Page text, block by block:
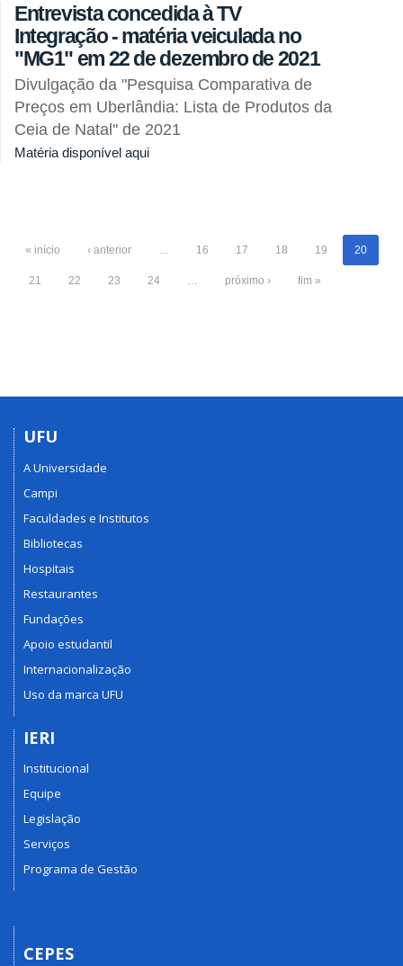
Entrevista concedida à TV
Integração - matéria veiculada no
"MG1" em 22 de dezembro de 2021
Divulgação da "Pesquisa Comparativa de
Preços em Uberlândia: Lista de Produtos da
Ceia de Natal" de 2021
Matéria disponível aqui
« início ‹ anterior … 16 17 18 19 20
21 22 23 24 … próximo › fim »
UFU
A Universidade
Campi
Faculdades e Institutos
Bibliotecas
Hospitais
Restaurantes
Fundações
Apoio estudantil
Internacionalização
Uso da marca UFU
IERI
Institucional
Equipe
Legislação
Serviços
Programa de Gestão
CEPES